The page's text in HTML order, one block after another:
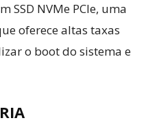
SSD NVMe PCIe, uma
oferece altas taxas
o boot do sistema e